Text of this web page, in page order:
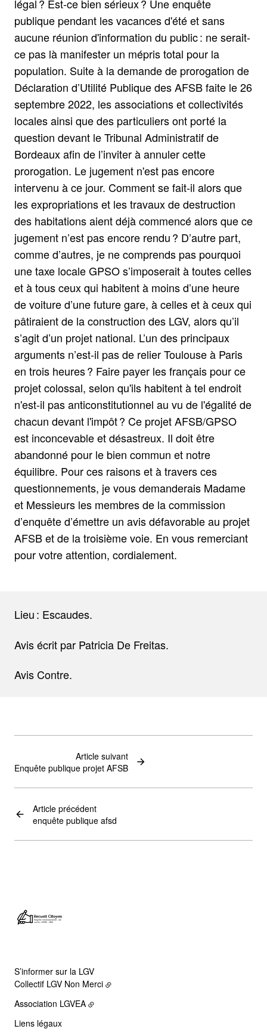
légal ? Est-ce bien sérieux ? Une enquête
publique pendant les vacances d'été et sans
aucune réunion d'information du public : ne serait-
ce pas là manifester un mépris total pour la
population. Suite à la demande de prorogation de
Déclaration d’Utilité Publique des AFSB faite le 26
septembre 2022, les associations et collectivités
locales ainsi que des particuliers ont porté la
question devant le Tribunal Administratif de
Bordeaux afin de l’inviter à annuler cette
prorogation. Le jugement n'est pas encore
intervenu à ce jour. Comment se fait-il alors que
les expropriations et les travaux de destruction
des habitations aient déjà commencé alors que ce
jugement n’est pas encore rendu ? D’autre part,
comme d’autres, je ne comprends pas pourquoi
une taxe locale GPSO s’imposerait à toutes celles
et à tous ceux qui habitent à moins d’une heure
de voiture d’une future gare, à celles et à ceux qui
pâtiraient de la construction des LGV, alors qu’il
s’agit d’un projet national. L’un des principaux
arguments n’est-il pas de relier Toulouse à Paris
en trois heures ? Faire payer les français pour ce
projet colossal, selon qu'ils habitent à tel endroit
n'est-il pas anticonstitutionnel au vu de l'égalité de
chacun devant l'impôt ? Ce projet AFSB/GPSO
est inconcevable et désastreux. Il doit être
abandonné pour le bien commun et notre
équilibre. Pour ces raisons et à travers ces
questionnements, je vous demanderais Madame
et Messieurs les membres de la commission
d’enquête d’émettre un avis défavorable au projet
AFSB et de la troisième voie. En vous remerciant
pour votre attention, cordialement.
Lieu : Escaudes.
Avis écrit par Patricia De Freitas.
Avis Contre.
Article précédent
enquête publique afsd
Article suivant
Enquête publique projet AFSB
S’informer sur la LGV
Collectif LGV Non Merci
Association LGVEA
Liens légaux